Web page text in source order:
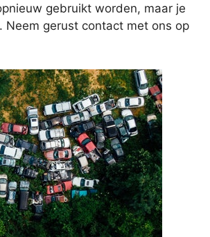
gebruikt worden, maar je
Neem gerust contact met ons op